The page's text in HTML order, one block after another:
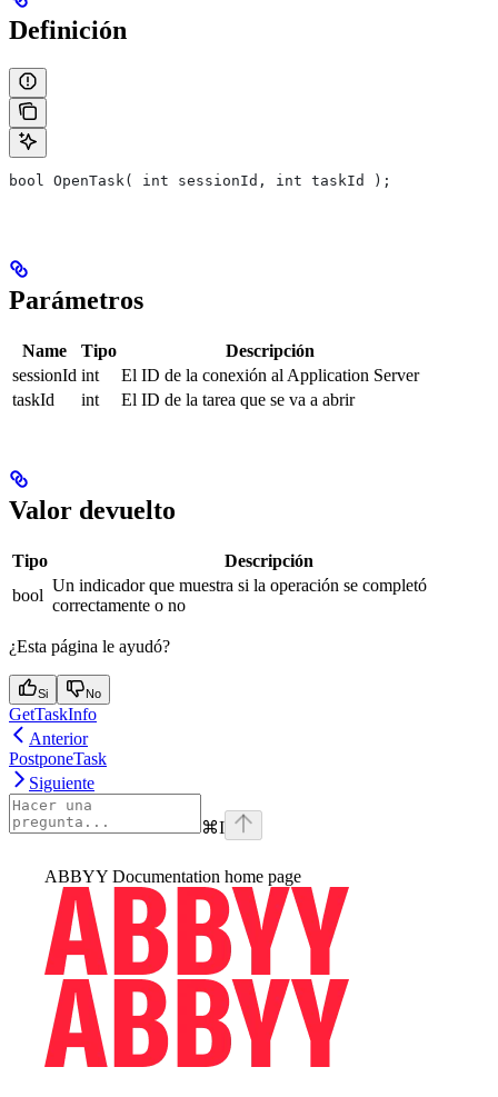
Definición
bool OpenTask( int sessionId, int taskId );
Parámetros
Name Tipo
Descripción
sessionId int
El ID de la conexión al Application Server
taskId
int El ID de la tarea que se va a abrir
Valor devuelto
Tipo
Descripción
bool
Un indicador que muestra si la operación se completó
correctamente o no
¿Esta página le ayudó?
Si No
GetTaskInfo
Anterior
PostponeTask
Siguiente
⌘I
ABBYY Documentation home page